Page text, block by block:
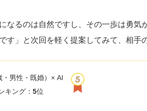
なるのは自然ですし、その一歩は勇
す」と次回を軽く提案してみて、相手
・男性・既婚）× AI
キング： 5位